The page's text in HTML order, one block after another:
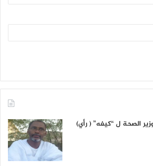
الصحة ل “كيفه” ( رأي)